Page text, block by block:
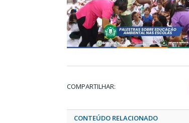
COMPARTILHAR:
CONTEÚDO RELACIONADO